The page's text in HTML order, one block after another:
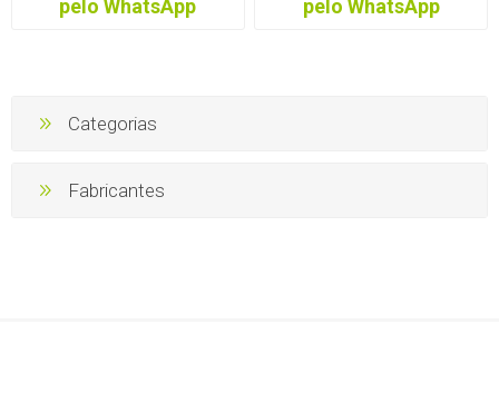
pelo WhatsApp
pelo WhatsApp
Categorias
Fabricantes